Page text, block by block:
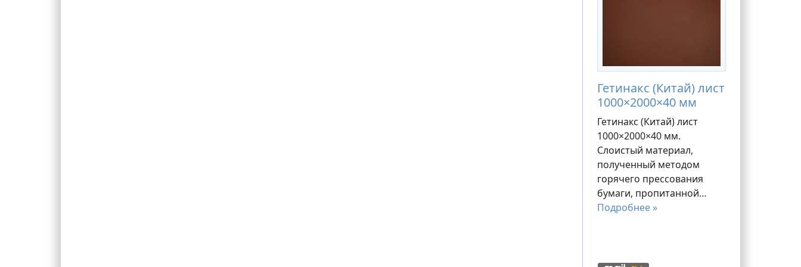
Гетинакс (Китай) лист
1000×2000×40 мм
Гетинакс (Китай) лист
1000×2000×40 мм.
Слоистый материал,
полученный методом
горячего прессования
бумаги, пропитанной…
Подробнее »